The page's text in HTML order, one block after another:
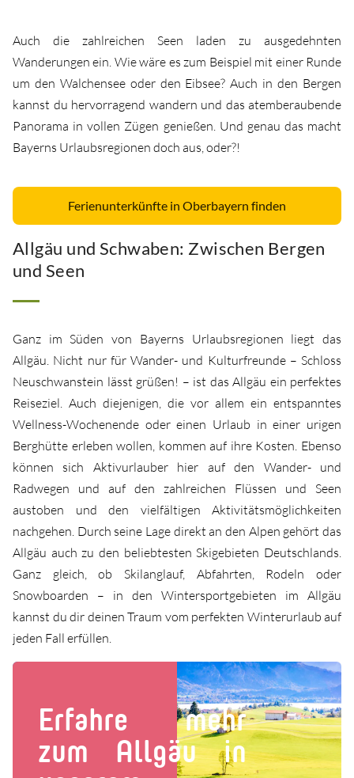
Auch die zahlreichen Seen laden zu ausgedehnten
Wanderungen ein. Wie wäre es zum Beispiel mit einer Runde
um den Walchensee oder den Eibsee? Auch in den Bergen
kannst du hervorragend wandern und das atemberaubende
Panorama in vollen Zügen genießen. Und genau das macht
Bayerns Urlaubsregionen doch aus, oder?!
Ferienunterkünfte in Oberbayern finden
Allgäu und Schwaben: Zwischen Bergen
und Seen
Ganz im Süden von Bayerns Urlaubsregionen liegt das
Allgäu. Nicht nur für Wander- und Kulturfreunde – Schloss
Neuschwanstein lässt grüßen! – ist das Allgäu ein perfektes
Reiseziel. Auch diejenigen, die vor allem ein entspanntes
Wellness-Wochenende oder einen Urlaub in einer urigen
Berghütte erleben wollen, kommen auf ihre Kosten. Ebenso
können sich Aktivurlauber hier auf den Wander- und
Radwegen und auf den zahlreichen Flüssen und Seen
austoben und den vielfältigen Aktivitätsmöglichkeiten
nachgehen. Durch seine Lage direkt an den Alpen gehört das
Allgäu auch zu den beliebtesten Skigebieten Deutschlands.
Ganz gleich, ob Skilanglauf, Abfahrten, Rodeln oder
Snowboarden – in den Wintersportgebieten im Allgäu
kannst du dir deinen Traum vom perfekten Winterurlaub auf
jeden Fall erfüllen.
Erfahre mehr
zum Allgäu in